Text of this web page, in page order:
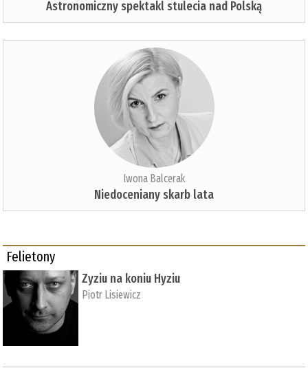
Astronomiczny spektakl stulecia nad Polską
Iwona Balcerak
Niedoceniany skarb lata
Felietony
Zyziu na koniu Hyziu
Piotr Lisiewicz